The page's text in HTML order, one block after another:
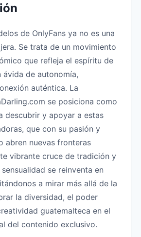
de OnlyFans ya no es una
Se trata de un movimiento
que refleja el espíritu de
ávida de autonomía,
auténtica. La
se posiciona como
descubrir y apoyar a estas
que con su pasión y
abren nuevas fronteras
vibrante cruce de tradición y
se reinventa en
a mirar más allá de la
la diversidad, el poder
guatemalteca en el
del contenido exclusivo.